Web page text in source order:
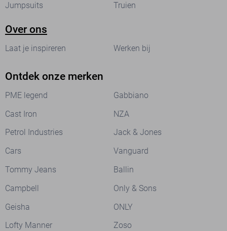
Jumpsuits
Truien
Over ons
Laat je inspireren Werken bij
Ontdek onze merken
PME legend
Gabbiano
Cast Iron
NZA
Petrol Industries
Jack & Jones
Cars
Vanguard
Tommy Jeans
Ballin
Campbell
Only & Sons
Geisha
ONLY
Lofty Manner
Zoso